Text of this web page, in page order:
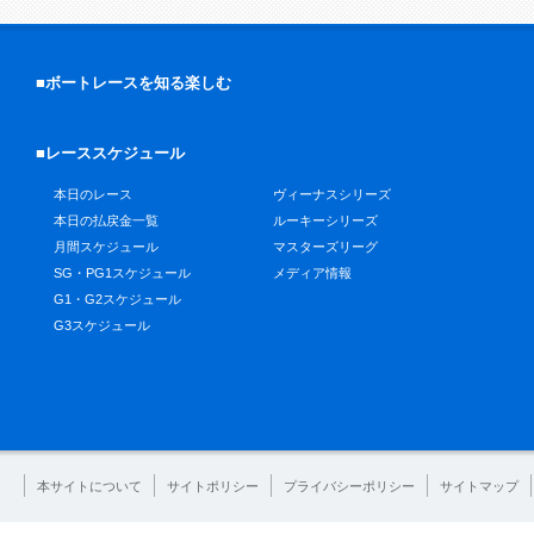
■ボートレースを知る楽しむ
■レーススケジュール
本日のレース
本日の払戻金一覧
月間スケジュール
SG・PG1スケジュール
G1・G2スケジュール
G3スケジュール
ヴィーナスシリーズ
ルーキーシリーズ
マスターズリーグ
メディア情報
本サイトについて サイトポリシー プライバシーポリシー サイトマップ